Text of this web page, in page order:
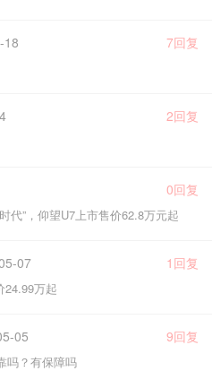
18 7回复
2回复
0回复
代”，仰望U7上市售价62.8万元起
07 1回复
24.99万起
05 9回复
吗？有保障吗